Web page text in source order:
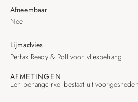
Afneembaar
Nee
Lijmadvies
Perfax Ready & Roll voor vliesbehang
AFMETINGEN
Een behangcirkel bestaat uit